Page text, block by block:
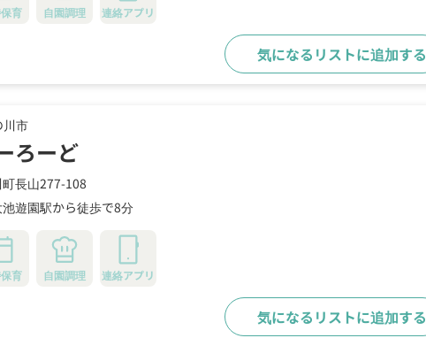
育 自園調理 連絡アプリ
気になるリストに追加する
川市
ろーど
長山277-108
遊園駅から徒歩で8分
育 自園調理 連絡アプリ
気になるリストに追加する